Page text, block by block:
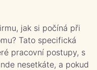
jak si počíná při
Tato specifická
pracovní postupy, s
nesetkáte, a pokud